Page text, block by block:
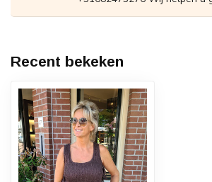
Recent bekeken